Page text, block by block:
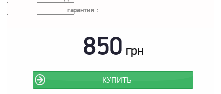
гарантия :
850 грн
КУПИТЬ